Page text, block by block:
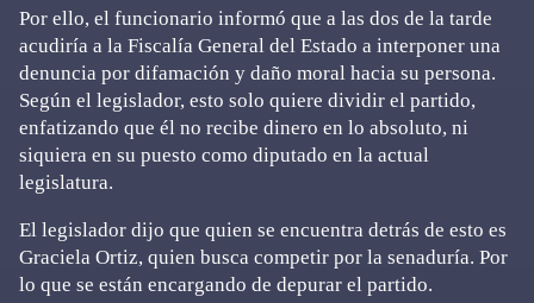
Por ello, el funcionario informó que a las dos de la tarde
acudiría a la Fiscalía General del Estado a interponer una
denuncia por difamación y daño moral hacia su persona.
Según el legislador, esto solo quiere dividir el partido,
enfatizando que él no recibe dinero en lo absoluto, ni
siquiera en su puesto como diputado en la actual
legislatura.
El legislador dijo que quien se encuentra detrás de esto es
Graciela Ortiz, quien busca competir por la senaduría. Por
lo que se están encargando de depurar el partido.